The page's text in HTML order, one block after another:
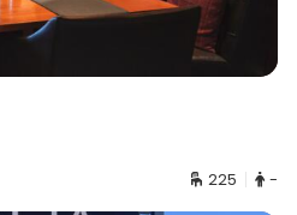
225 -